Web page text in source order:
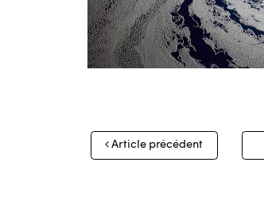
Navigation
des
Article précédent